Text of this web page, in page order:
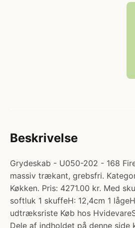
Beskrivelse
Grydeskab - U050-202 - 168
massiv trækant, grebsfri.
Køkken. Pris: 4271.00 kr. Med
softluk 1 skuffeH: 12,4cm 1
udtræksriste Køb hos
Dele af indholdet på denne side